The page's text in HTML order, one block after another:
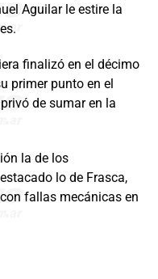
Aguilar le estire la
finalizó en el décimo
primer punto en el
de sumar en la
la de los
lo de Frasca,
fallas mecánicas en